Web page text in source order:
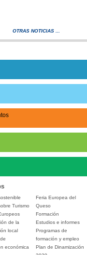
OTRAS NOTICIAS ...
Turismo
de la
local
económica
Feria Europea del
Queso
Formación
Estudios e informes
Programas de
formación y empleo
Plan de Dinamización